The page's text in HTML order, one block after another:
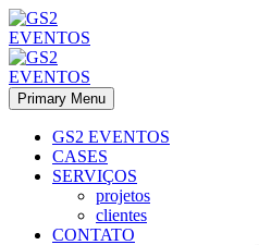
Primary Menu
GS2 EVENTOS
CASES
SERVIÇOS
projetos
clientes
CONTATO